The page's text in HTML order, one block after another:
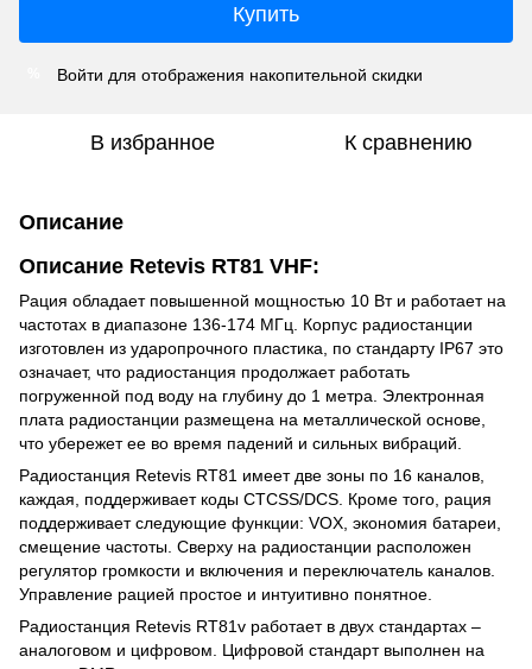
Купить
Войти для отображения накопительной скидки
В избранное К сравнению
Описание
Описание Retevis RT81 VHF:
Рация обладает повышенной мощностью 10 Вт и работает на
частотах в диапазоне 136-174 МГц. Корпус радиостанции
изготовлен из ударопрочного пластика, по стандарту IP67 это
означает, что радиостанция продолжает работать
погруженной под воду на глубину до 1 метра. Электронная
плата радиостанции размещена на металлической основе,
что убережет ее во время падений и сильных вибраций.
Радиостанция Retevis RT81 имеет две зоны по 16 каналов,
каждая, поддерживает коды CTCSS/DCS. Кроме того, рация
поддерживает следующие функции: VOX, экономия батареи,
смещение частоты. Сверху на радиостанции расположен
регулятор громкости и включения и переключатель каналов.
Управление рацией простое и интуитивно понятное.
Радиостанция Retevis RT81v работает в двух стандартах –
аналоговом и цифровом. Цифровой стандарт выполнен на